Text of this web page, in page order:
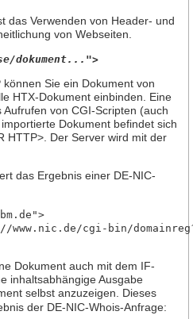
das Verwenden von Header- und
von Webseiten.
dokument... ">
Sie ein Dokument von
HTX-Dokument einbinden. Eine
von CGI-Scripten (auch
Dokument befindet sich
HTTP>. Der Server wird mit der
das Ergebnis einer DE-NIC-
www.nic.de/cgi-bin/
Dokument auch mit dem IF-
inhaltsabhängige Ausgabe
selbst anzuzeigen. Dieses
der DE-NIC-Whois-Anfrage: